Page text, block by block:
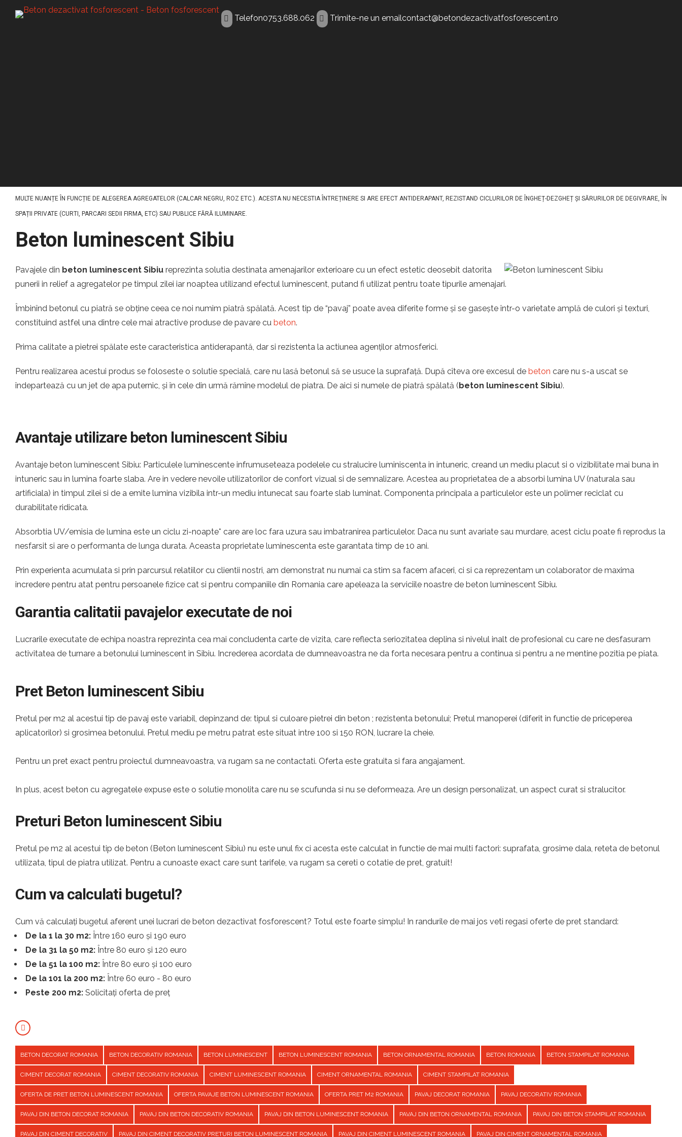
Telefon0753.688.062 Trimite-ne un emailcontact@betondezactivatfosforescent.ro
MULTE NUANȚE ÎN FUNCȚIE DE ALEGEREA AGREGATELOR (CALCAR NEGRU, ROZ ETC.). ACESTA NU NECESTIA ÎNTREȚINERE SI ARE EFECT ANTIDERAPANT, REZISTAND CICLURILOR DE ÎNGHEȚ-DEZGHEȚ ȘI SĂRURILOR DE DEGIVRARE, ÎN
SPAȚII PRIVATE (CURTI, PARCARI SEDII FIRMA, ETC) SAU PUBLICE FĂRĂ ILUMINARE.
Beton luminescent Sibiu
Pavajele din beton luminescent Sibiu reprezinta solutia destinata amenajarilor exterioare cu un efect estetic deosebit datorita
punerii in relief a agregatelor pe timpul zilei iar noaptea utilizand efectul luminescent, putand fi utilizat pentru toate tipurile amenajari.
Îmbinînd betonul cu piatră se obține ceea ce noi numim piatră spălată. Acest tip de “pavaj” poate avea diferite forme și se gasește într-o varietate amplă de culori și texturi,
constituind astfel una dintre cele mai atractive produse de pavare cu beton.
Prima calitate a pietrei spălate este caracteristica antiderapantă, dar si rezistenta la actiunea agenților atmosferici.
Pentru realizarea acestui produs se foloseste o solutie specială, care nu lasă betonul să se usuce la suprafață. După cîteva ore excesul de beton care nu s-a uscat se
îndepartează cu un jet de apa puternic, și în cele din urmă rămîne modelul de piatra. De aici si numele de piatră spălată (beton luminescent Sibiu).
Avantaje utilizare beton luminescent Sibiu
Avantaje beton luminescent Sibiu: Particulele luminescente infrumuseteaza podelele cu stralucire luminiscenta in intuneric, creand un mediu placut si o vizibilitate mai buna in
intuneric sau in lumina foarte slaba. Are in vedere nevoile utilizatorilor de confort vizual si de semnalizare. Acestea au proprietatea de a absorbi lumina UV (naturala sau
artificiala) in timpul zilei si de a emite lumina vizibila intr-un mediu intunecat sau foarte slab luminat. Componenta principala a particulelor este un polimer reciclat cu
durabilitate ridicata.
Absorbtia UV/emisia de lumina este un ciclu zi-noapte* care are loc fara uzura sau imbatranirea particulelor. Daca nu sunt avariate sau murdare, acest ciclu poate fi reprodus la
nesfarsit si are o performanta de lunga durata. Aceasta proprietate luminescenta este garantata timp de 10 ani.
Prin experienta acumulata si prin parcursul relatiilor cu clientii nostri, am demonstrat nu numai ca stim sa facem afaceri, ci si ca reprezentam un colaborator de maxima
incredere pentru atat pentru persoanele fizice cat si pentru companiile din Romania care apeleaza la serviciile noastre de beton luminescent Sibiu.
Garantia calitatii pavajelor executate de noi
Lucrarile executate de echipa noastra reprezinta cea mai concludenta carte de vizita, care reflecta seriozitatea deplina si nivelul inalt de profesional cu care ne desfasuram
activitatea de turnare a betonului luminescent in Sibiu. Increderea acordata de dumneavoastra ne da forta necesara pentru a continua si pentru a ne mentine pozitia pe piata.
Pret Beton luminescent Sibiu
Pretul per m2 al acestui tip de pavaj este variabil, depinzand de: tipul si culoare pietrei din beton ; rezistenta betonului; Pretul manoperei (diferit in functie de priceperea
aplicatorilor) si grosimea betonului. Pretul mediu pe metru patrat este situat intre 100 si 150 RON, lucrare la cheie.
Pentru un pret exact pentru proiectul dumneavoastra, va rugam sa ne contactati. Oferta este gratuita si fara angajament.
In plus, acest beton cu agregatele expuse este o solutie monolita care nu se scufunda si nu se deformeaza. Are un design personalizat, un aspect curat si stralucitor.
Preturi Beton luminescent Sibiu
Pretul pe m2 al acestui tip de beton (Beton luminescent Sibiu) nu este unul fix ci acesta este calculat in functie de mai multi factori: suprafata, grosime dala, reteta de betonul
utilizata, tipul de piatra utilizat. Pentru a cunoaste exact care sunt tarifele, va rugam sa cereti o cotatie de pret, gratuit!
Cum va calculati bugetul?
Cum vă calculați bugetul aferent unei lucrari de beton dezactivat fosforescent? Totul este foarte simplu! In randurile de mai jos veti regasi oferte de pret standard:
De la 1 la 30 m2: Între 160 euro și 190 euro
De la 31 la 50 m2: Între 80 euro și 120 euro
De la 51 la 100 m2: Între 80 euro și 100 euro
De la 101 la 200 m2: Între 60 euro - 80 euro
Peste 200 m2: Solicitați oferta de preț
BETON DECORAT ROMANIA BETON DECORATIV ROMANIA BETON LUMINESCENT BETON LUMINESCENT ROMANIA BETON ORNAMENTAL ROMANIA BETON ROMANIA BETON STAMPILAT ROMANIA
CIMENT DECORAT ROMANIA CIMENT DECORATIV ROMANIA CIMENT LUMINESCENT ROMANIA CIMENT ORNAMENTAL ROMANIA CIMENT STAMPILAT ROMANIA
OFERTA DE PRET BETON LUMINESCENT ROMANIA OFERTA PAVAJE BETON LUMINESCENT ROMANIA OFERTA PRET M2 ROMANIA PAVAJ DECORAT ROMANIA PAVAJ DECORATIV ROMANIA
PAVAJ DIN BETON DECORAT ROMANIA PAVAJ DIN BETON DECORATIV ROMANIA PAVAJ DIN BETON LUMINESCENT ROMANIA PAVAJ DIN BETON ORNAMENTAL ROMANIA PAVAJ DIN BETON STAMPILAT ROMANIA
PAVAJ DIN CIMENT DECORATIV PAVAJ DIN CIMENT DECORATIV PRETURI BETON LUMINESCENT ROMANIA PAVAJ DIN CIMENT LUMINESCENT ROMANIA PAVAJ DIN CIMENT ORNAMENTAL ROMANIA